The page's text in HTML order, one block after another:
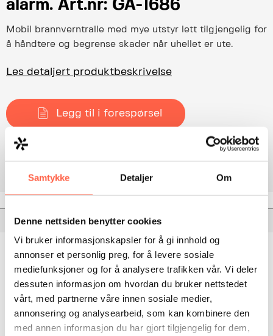
Samtykke Detaljer Om
Denne nettsiden benytter cookies
Vi bruker informasjonskapsler for å gi innhold og
annonser et personlig preg, for å levere sosiale
mediefunksjoner og for å analysere trafikken vår. Vi deler
dessuten informasjon om hvordan du bruker nettstedet
vårt, med partnerne våre innen sosiale medier,
annonsering og analysearbeid, som kan kombinere den
med annen informasjon du har gjort tilgjengelig for dem,
alarm. Art.nr: GA-1686
Mobil brannverntralle med mye utstyr lett tilgjengelig for
å håndtere og begrense skader når uhellet er ute.
Les detaljert produktbeskrivelse
Legg til i forespørsel
Category:
Description
Mobil brannverntralle er et smart tilbehør på
byggeplassen, og et viktig supplement til annet HMS-
brannslukningsapparat og førstehjelpsutstyr lett